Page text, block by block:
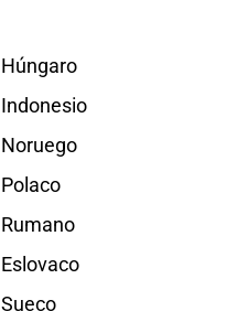
Húngaro
Indonesio
Noruego
Polaco
Rumano
Eslovaco
Sueco